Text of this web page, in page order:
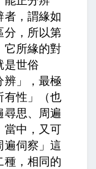
者，謂緣如
分，所以第
它所緣的對
是世俗
辨」，最極
有性」（也
尋思、周遍
當中，又可
遍伺察」這
種，相同的